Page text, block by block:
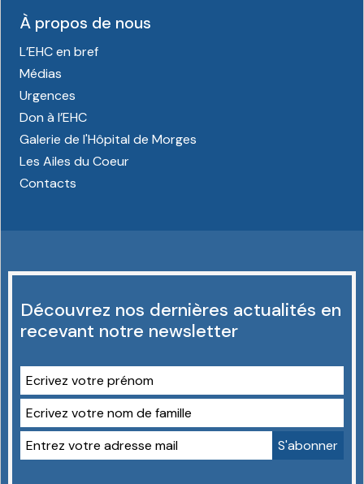
À propos de nous
L’EHC en bref
Médias
Urgences
Don à l’EHC
Galerie de l'Hôpital de Morges
Les Ailes du Coeur
Contacts
Découvrez nos dernières actualités en
recevant notre newsletter